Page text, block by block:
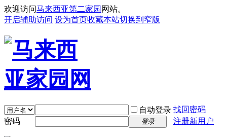
欢迎访问马来西亚第二家园 网站。
开启辅助访问 设为首页收藏本站切换到窄版
自动登录 找回密码
密码
登录 注册新用户